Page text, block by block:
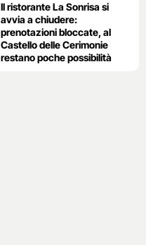
Il ristorante La Sonrisa si
avvia a chiudere:
prenotazioni bloccate, al
Castello delle Cerimonie
restano poche possibilità